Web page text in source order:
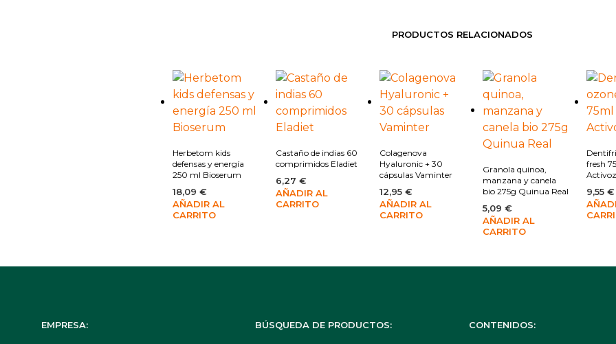
PRODUCTOS RELACIONADOS
Añadir a la lista de deseos
Herbetom kids
defensas y energía
250 ml Bioserum
18,09 €
AÑADIR AL
CARRITO
Añadir a la lista de deseos
Castaño de indias 60
comprimidos Eladiet
6,27 €
AÑADIR AL
CARRITO
Añadir a la lista de deseos
Colagenova
Hyaluronic + 30
cápsulas Vaminter
12,95 €
AÑADIR AL
CARRITO
Añadir a la lista de deseos
Granola quinoa,
manzana y canela
bio 275g Quinua Real
5,09 €
AÑADIR AL
CARRITO
fresh
9,55 €
EMPRESA: BÚSQUEDA DE PRODUCTOS: CONTENIDOS: